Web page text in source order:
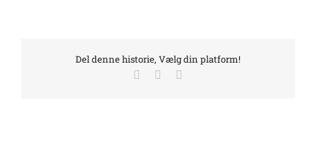
Del denne historie, Vælg din platform!
FacebookLinkedIn